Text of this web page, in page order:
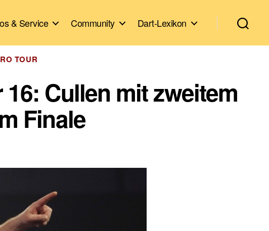
& Service Community Dart-Lexikon
TOUR
Cullen mit zweitem
Finale